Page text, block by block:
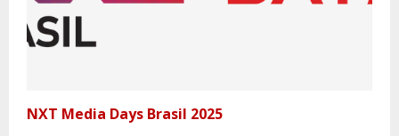
NXT Media Days Brasil 2025